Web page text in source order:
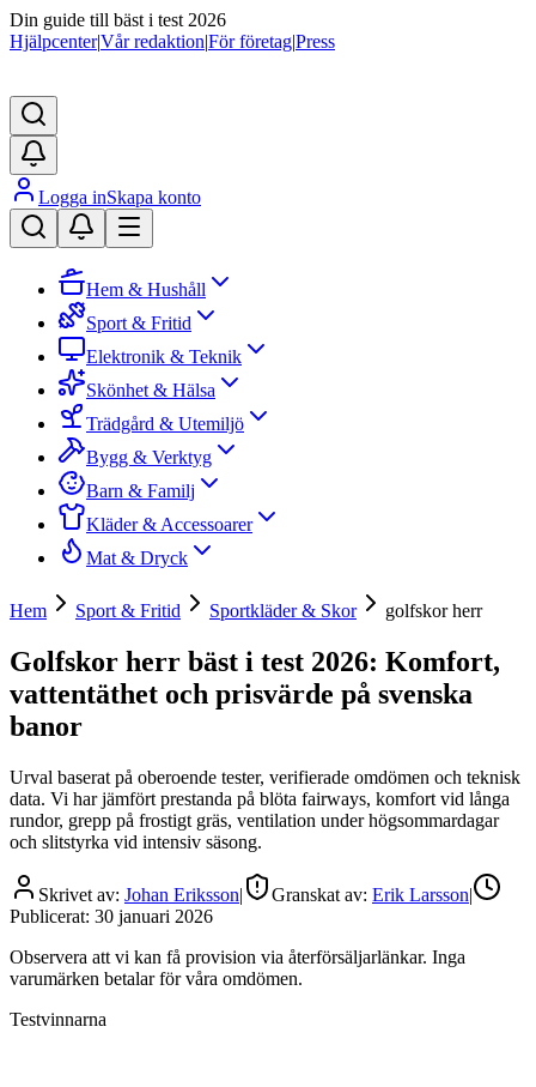
Din guide till bäst i test 2026
Hjälpcenter|Vår redaktion|För företag|Press
Logga inSkapa konto
Hem & Hushåll
Sport & Fritid
Elektronik & Teknik
Skönhet & Hälsa
Trädgård & Utemiljö
Bygg & Verktyg
Barn & Familj
Kläder & Accessoarer
Mat & Dryck
Hem Sport & Fritid Sportkläder & Skor golfskor herr
Golfskor herr bäst i test 2026: Komfort,
vattentäthet och prisvärde på svenska
banor
Urval baserat på oberoende tester, verifierade omdömen och teknisk
data. Vi har jämfört prestanda på blöta fairways, komfort vid långa
rundor, grepp på frostigt gräs, ventilation under högsommardagar
och slitstyrka vid intensiv säsong.
Skrivet av: Johan Eriksson| Granskat av: Erik Larsson|
Publicerat: 30 januari 2026
Observera att vi kan få provision via återförsäljarlänkar. Inga
varumärken betalar för våra omdömen.
Testvinnarna